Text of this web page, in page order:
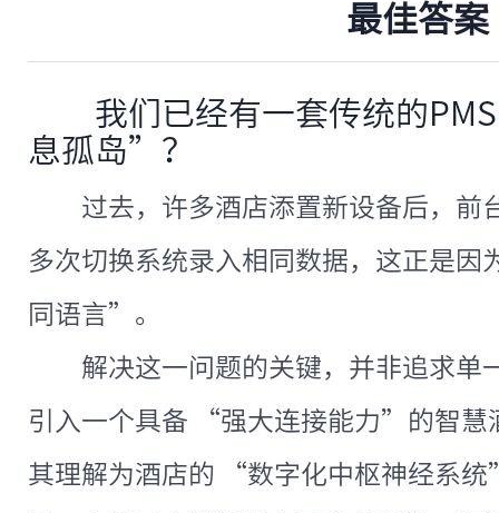
最佳答案
我们已经有一套传统的
息孤岛”？
过去，许多酒店添置新设备后，前
多次切换系统录入相同数据，这正是
同语言”。
解决这一问题的关键，并非追求单
引入一个具备 “强大连接能力”的智慧
其理解为酒店的 “数字化中枢神经系